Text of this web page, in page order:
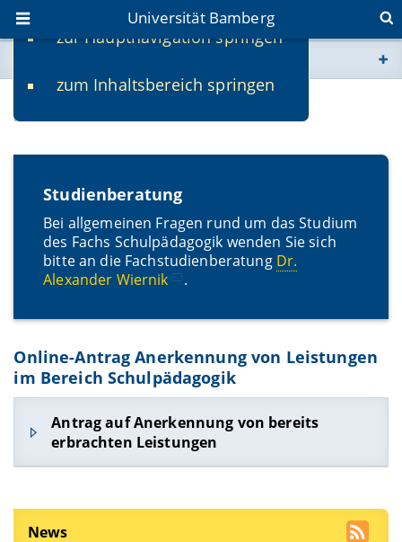
zur Hauptnavigation springen
zum Inhaltsbereich springen
Universität Bamberg
www.uni-bamberg.de
fis.uni-bamberg.de
Service
Studienberatung
Bei allgemeinen Fragen rund um das Studium
des Fachs Schulpädagogik wenden Sie sich
bitte an die Fachstudienberatung Dr.
Alexander Wiernik
.
Online-Antrag Anerkennung von Leistungen
im Bereich Schulpädagogik
Antrag auf Anerkennung von bereits
erbrachten Leistungen
können über das Formular einen Antrag auf
Anerkennung bereits erbrachter Leistungen für
News